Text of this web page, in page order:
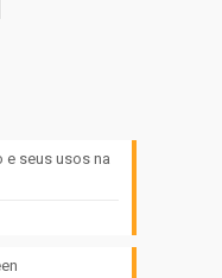
e seus usos na